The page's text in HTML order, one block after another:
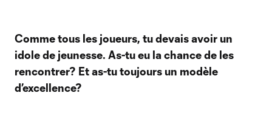
Comme tous les joueurs, tu devais avoir un
idole de jeunesse. As-tu eu la chance de les
rencontrer? Et as-tu toujours un modèle
d’excellence?